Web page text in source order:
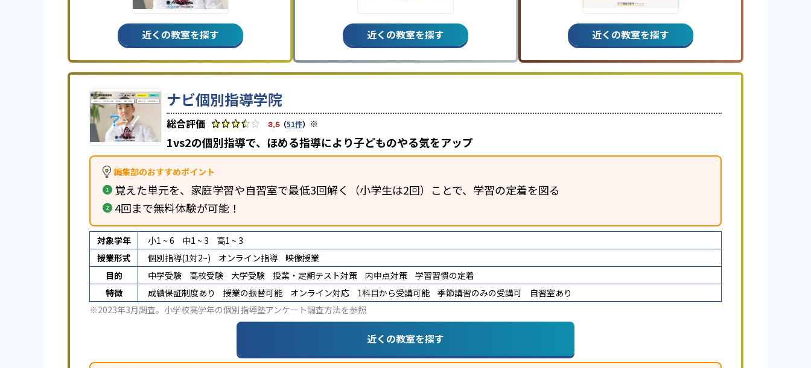
近くの教室を探す 近くの教室を探す 近くの教室を探す
ナビ個別指導学院
3.5（51件） ※
1vs2の個別指導で、ほめる指導により子どものやる気をアップ
編集部のおすすめポイント
覚えた単元を、家庭学習や自習室で最低3回解く（小学生は2回）ことで、学習の定着を図る
4回まで無料体験が可能！
対象学年 小1 ~ 6 中1 ~ 3
高1 ~ 3
授業形式
個別指導(1対2~) オンライン指導
映像授業
目的
中学受験 高校受験 大学受験 授業・定期テスト対策 内申点対策
学習習慣の定着
特徴
成績保証制度あり 授業の振替可能 オンライン対応 1科目から受講可能 季節講習のみの受講可
自習室あり
※2023年3月調査。 小学校高学年の個別指導塾アンケート調査方法を参照
近くの教室を探す